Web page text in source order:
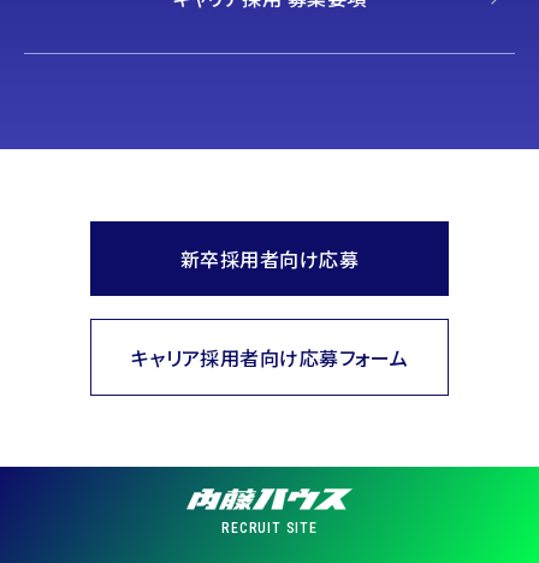
新卒採用者向け応募
キャリア採用者向け応募フォーム
RECRUIT SITE